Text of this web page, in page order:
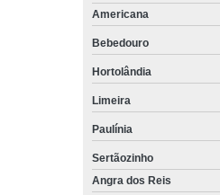
Americana
Bebedouro
Hortolândia
Limeira
Paulínia
Sertãozinho
Angra dos Reis